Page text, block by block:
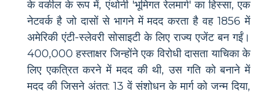
के वकील के रूप में, एंथोनी 'भूमिगत रेलमार्ग' का हिस्सा, एक
नेटवर्क है जो दासों से भागने में मदद करता है वह 1856 में
अमेरिकी एंटी-स्लेवरी सोसाइटी के लिए राज्य एजेंट बन गईं।
400,000 हस्ताक्षर जिन्होंने एक विरोधी दासता याचिका के
लिए एकत्रित करने में मदद की थी, उस गति को बनाने में
मदद की जिसने अंतत: 13 वें संशोधन के मार्ग को जन्म दिया,